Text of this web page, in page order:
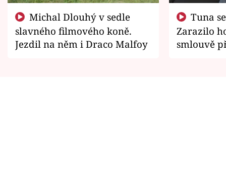
slavného filmového koně.
Jezdil na něm i Draco Malfoy
Zarazilo
smlouvě